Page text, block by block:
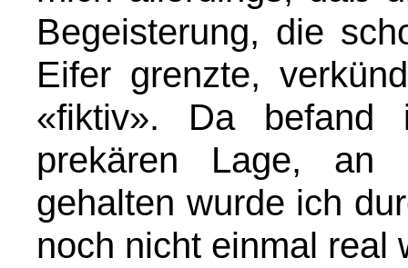
Begeisterung, die
Eifer grenzte,
«fiktiv». Da
prekären Lage, an
gehalten wurde ich
noch nicht einmal real